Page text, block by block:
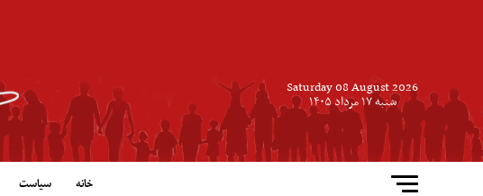
Saturday 08 August 2026
شنبه ۱۷ مرداد ۱۴۰۵
خانه سیاست